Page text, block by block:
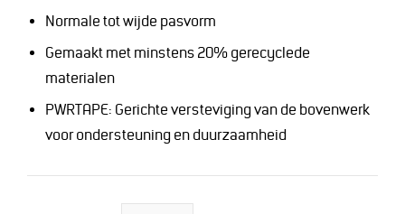
Normale tot wijde pasvorm
Gemaakt met minstens 20% gerecyclede
materialen
PWRTAPE: Gerichte versteviging van de bovenwerk
voor ondersteuning en duurzaamheid